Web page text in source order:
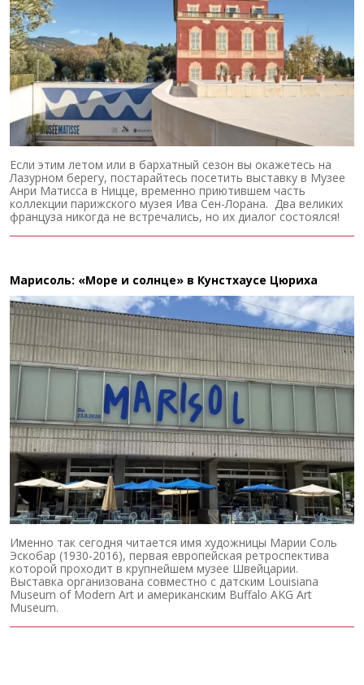
Если этим летом или в бархатный сезон вы окажетесь на
Лазурном берегу, постарайтесь посетить выставку в Музее
Анри Матисса в Ницце, временно приютившем часть
коллекции парижского музея Ива Сен-Лорана. Два великих
француза никогда не встречались, но их диалог состоялся!
Марисоль: «Море и солнце» в Кунстхаусе Цюриха
Именно так сегодня читается имя художницы Марии Соль
Эскобар (1930-2016), первая европейская ретроспектива
которой проходит в крупнейшем музее Швейцарии.
Выставка организована совместно с датским Louisiana
Museum of Modern Art и американским Buffalo AKG Art
Museum.